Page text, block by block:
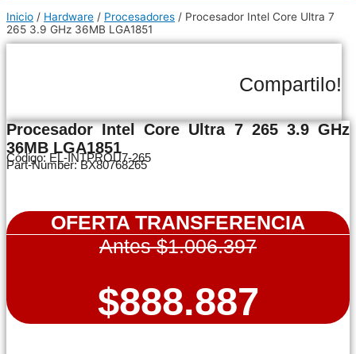
Inicio / Hardware / Procesadores / Procesador Intel Core Ultra 7
265 3.9 GHz 36MB LGA1851
Compartilo!
Procesador Intel Core Ultra 7 265 3.9 GHz
36MB LGA1851
Código: EL-INTPROU7-265
Part-Number: BX80768265
OFERTA TRANSFERENCIA
Antes $1.006.397
$888.887